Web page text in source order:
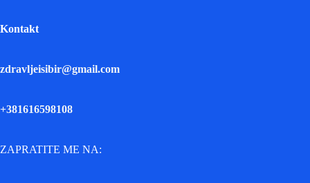
Kontakt
zdravljeisibir@gmail.com
+381616598108
ZAPRATITE ME NA: